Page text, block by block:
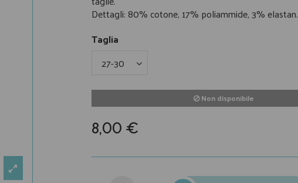
Dettagli: 80% cotone, 17% poliammide, 3% elastan.
Taglia
Non disponibile
8,00 €